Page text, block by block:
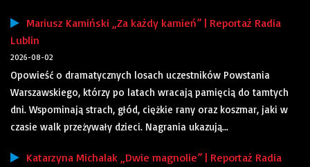
Mariusz Kamiński „Za każdy kamień” | Reportaż Radia
Lublin
2026-08-02
Opowieść o dramatycznych losach uczestników Powstania
Warszawskiego, którzy po latach wracają pamięcią do tamtych
dni. Wspominają strach, głód, ciężkie rany oraz koszmar, jaki w
czasie walk przeżywały dzieci. Nagrania ukazują...
Katarzyna Michalak „Dwie magnolie” | Reportaż Radia